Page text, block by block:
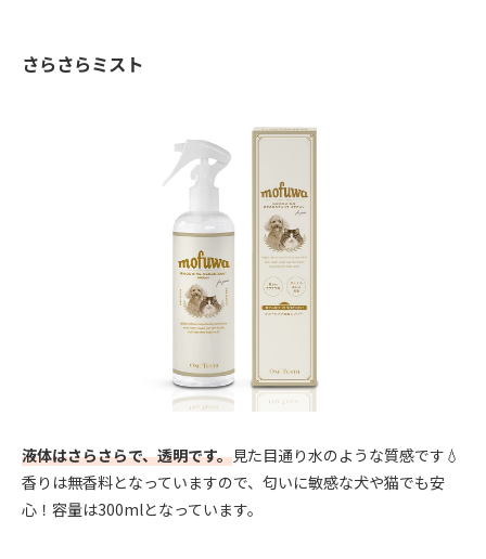
さらさらミスト
液体はさらさらで、透明です。見た目通り水のような質感です💧
香りは無香料となっていますので、匂いに敏感な犬や猫でも安
心！容量は300mlとなっています。